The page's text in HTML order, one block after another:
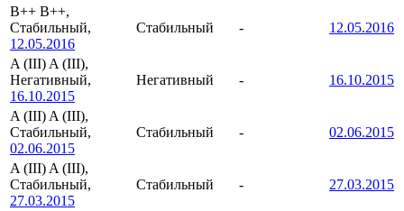
B++ B++,
Стабильный,
12.05.2016
Стабильный - 12.05.2016
A (III) A (III),
Негативный,
16.10.2015
Негативный - 16.10.2015
A (III) A (III),
Стабильный,
02.06.2015
Стабильный - 02.06.2015
A (III) A (III),
Стабильный,
27.03.2015
Стабильный - 27.03.2015